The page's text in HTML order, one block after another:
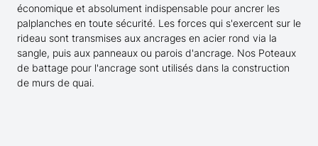
économique et absolument indispensable pour ancrer les
palplanches en toute sécurité. Les forces qui s'exercent sur le
rideau sont transmises aux ancrages en acier rond via la
sangle, puis aux panneaux ou parois d'ancrage. Nos Poteaux
de battage pour l'ancrage sont utilisés dans la construction
de murs de quai.